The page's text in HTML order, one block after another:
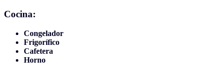
Cocina:
Congelador
Frigorífico
Cafetera
Horno